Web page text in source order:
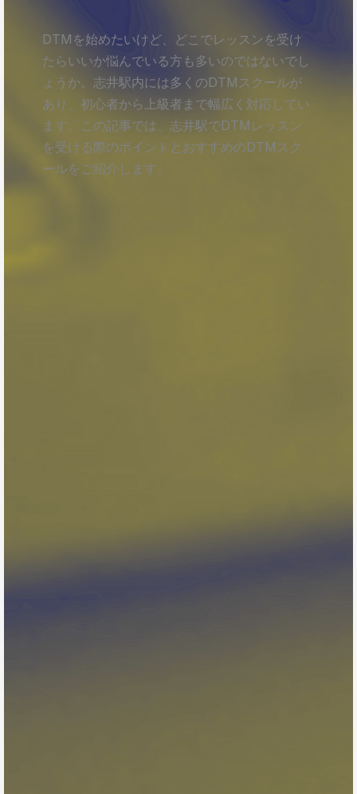
DTMを始めたいけど、どこでレッスンを受け
たらいいか悩んでいる方も多いのではないでし
ょうか。志井駅内には多くのDTMスクールが
あり、初心者から上級者まで幅広く対応してい
ます。この記事では、志井駅でDTMレッスン
を受ける際のポイントとおすすめのDTMスク
ールをご紹介します。